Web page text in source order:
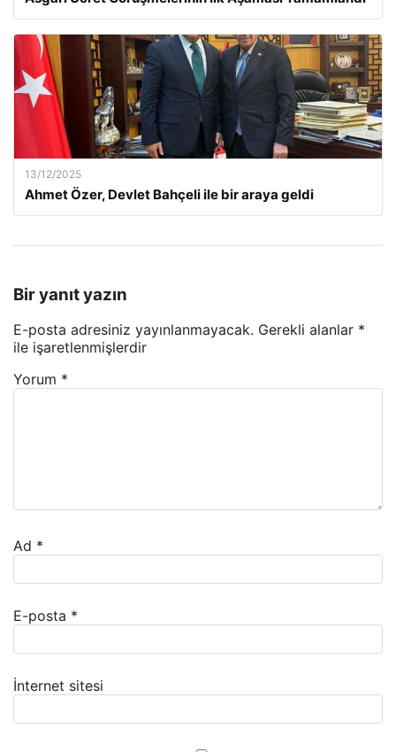
13/12/2025
Ahmet Özer, Devlet Bahçeli ile bir araya geldi
Bir yanıt yazın
E-posta adresiniz yayınlanmayacak. Gerekli alanlar *
ile işaretlenmişlerdir
Yorum *
Ad *
E-posta *
İnternet sitesi